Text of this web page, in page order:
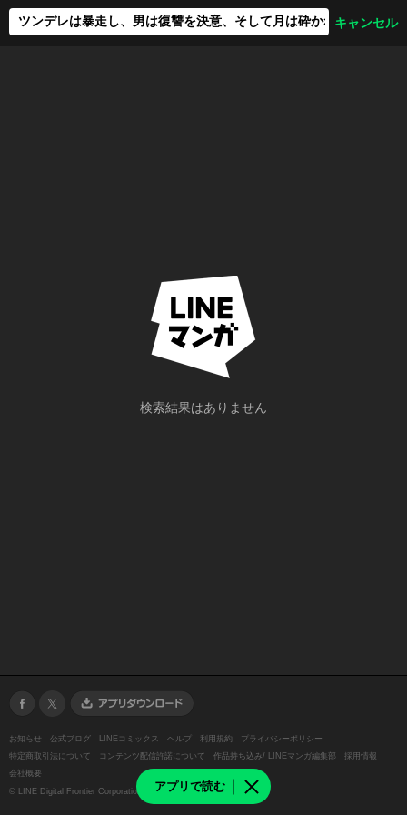
アプリで読む
検索結果はありません
お知らせ 公式ブログ LINEコミックス ヘルプ 利用規約
プライバシーポリシー
特定商取引法について
コンテンツ配信許諾について 作品持ち込み/ LINEマンガ編集部
採用情報
会社概要
© LINE Digital Frontier Corporation